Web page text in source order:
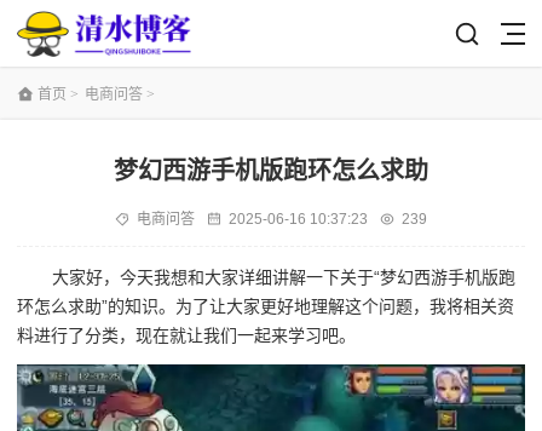
首页 > 电商问答 >
梦幻西游手机版跑环怎么求助
电商问答 2025-06-16 10:37:23 239
大家好，今天我想和大家详细讲解一下关于“梦幻西游手机版跑
环怎么求助”的知识。为了让大家更好地理解这个问题，我将相关资
料进行了分类，现在就让我们一起来学习吧。